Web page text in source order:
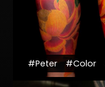
#Peter #Color